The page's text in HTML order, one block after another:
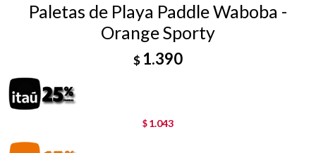
Paletas de Playa Paddle Waboba -
Orange Sporty
$ 1.390
$ 1.043